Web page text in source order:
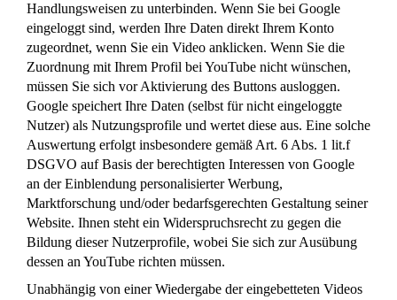
Handlungsweisen zu unterbinden. Wenn Sie bei Google
eingeloggt sind, werden Ihre Daten direkt Ihrem Konto
zugeordnet, wenn Sie ein Video anklicken. Wenn Sie die
Zuordnung mit Ihrem Profil bei YouTube nicht wünschen,
müssen Sie sich vor Aktivierung des Buttons ausloggen.
Google speichert Ihre Daten (selbst für nicht eingeloggte
Nutzer) als Nutzungsprofile und wertet diese aus. Eine solche
Auswertung erfolgt insbesondere gemäß Art. 6 Abs. 1 lit.f
DSGVO auf Basis der berechtigten Interessen von Google
an der Einblendung personalisierter Werbung,
Marktforschung und/oder bedarfsgerechten Gestaltung seiner
Website. Ihnen steht ein Widerspruchsrecht zu gegen die
Bildung dieser Nutzerprofile, wobei Sie sich zur Ausübung
dessen an YouTube richten müssen.
Unabhängig von einer Wiedergabe der eingebetteten Videos